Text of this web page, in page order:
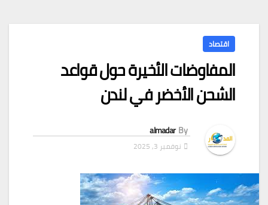
اقتصاد
المفاوضات الأخيرة حول قواعد
الشحن الأخضر في لندن
By
almadar
نوفمبر 3, 2025